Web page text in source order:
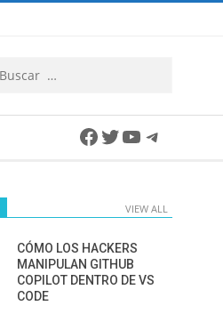
Facebook
Twitter
YouTube
VIEW ALL
CÓMO LOS HACKERS
MANIPULAN GITHUB
COPILOT DENTRO DE VS
CODE